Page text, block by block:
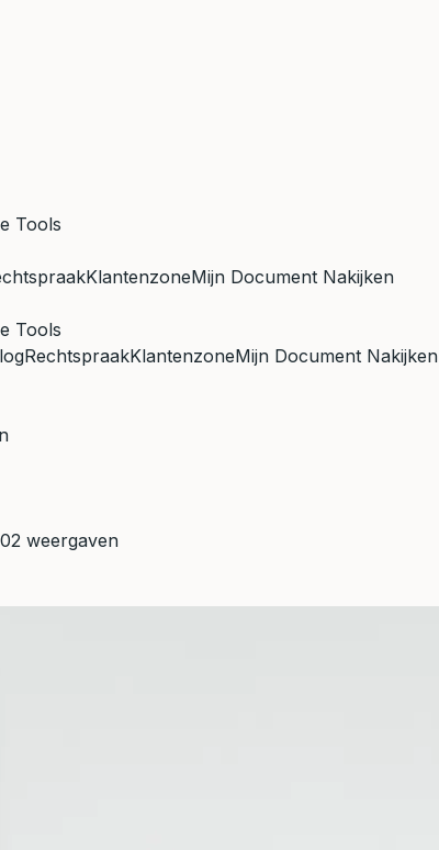
Tools
KlantenzoneMijn Document Nakijken
Tools
RechtspraakKlantenzoneMijn Document Nakijken
weergaven